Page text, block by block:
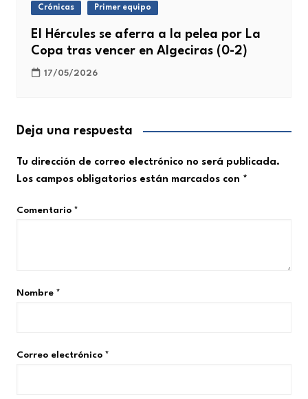
Crónicas Primer equipo
El Hércules se aferra a la pelea por La
Copa tras vencer en Algeciras (0-2)
17/05/2026
Deja una respuesta
Tu dirección de correo electrónico no será publicada.
Los campos obligatorios están marcados con *
Comentario *
Nombre *
Correo electrónico *